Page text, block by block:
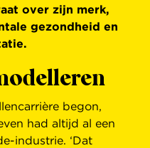
over zijn merk,
gezondheid en
begon,
had altijd al een
industrie. ‘Dat